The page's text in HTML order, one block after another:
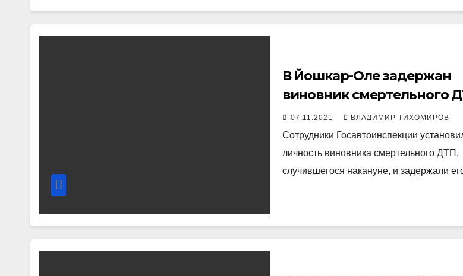
В Йошкар-Оле задержан
виновник смертельного
07.11.2021 ВЛАДИМИР ТИХОМИРОВ
Сотрудники Госавтоинспекции
личность виновника смертельного ДТП,
случившегося накануне, и задержали